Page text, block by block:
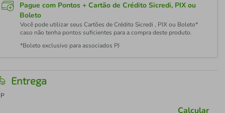
Pague com Pontos + Cartão de Crédito Sicredi, PIX ou
Boleto
Você pode utilizar seus Cartões de Crédito Sicredi , PIX ou Boleto*
caso não tenha pontos suficientes para a compra deste produto.
*Boleto exclusivo para associados PJ
Entrega
Calcular